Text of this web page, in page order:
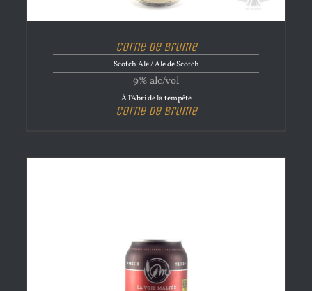
Corne de brume
Scotch Ale / Ale de Scotch
9% alc/vol
À l'Abri de la tempête
Corne de brume